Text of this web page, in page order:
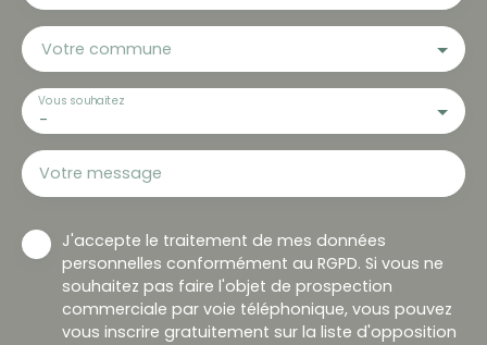
Votre commune
-
Vous souhaitez
Votre message
J'accepte le traitement de mes données
personnelles conformément au RGPD. Si vous ne
souhaitez pas faire l'objet de prospection
commerciale par voie téléphonique, vous pouvez
vous inscrire gratuitement sur la liste d'opposition